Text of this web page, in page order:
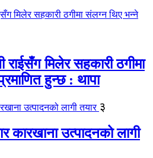
राईसँग मिलेर सहकारी ठगीमा
हुन्छ : थापा
३
कारखाना उत्पादनको लागी